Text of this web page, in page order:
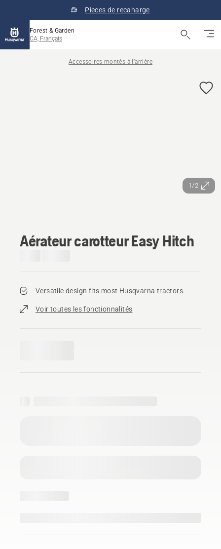
Pieces de recaharge
Forest & Garden
CA, Français
Accessoires montés à l’arrière
1/2
Aérateur carotteur Easy Hitch
Versatile design fits most Husqvarna tractors.
Voir toutes les fonctionnalités